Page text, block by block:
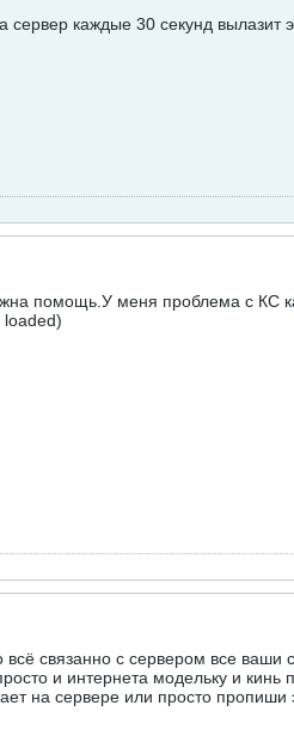
сервер каждые 30 секунд вылазит
помощь.У меня проблема с КС
loaded)
всё связанно с сервером все ваши
и интернета модельку и кинь
на сервере или просто пропиши